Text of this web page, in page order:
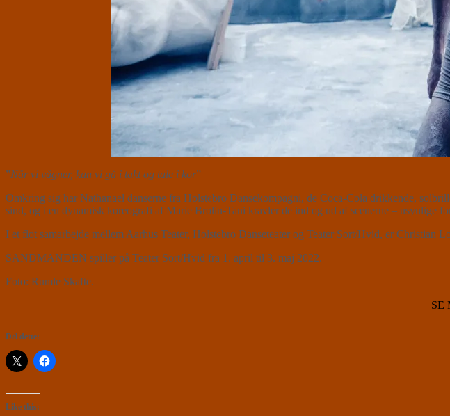
”Når vi vågner, kan vi gå i takt og tale i kor”
Omkring sig har Nathanael danserne fra Holstebro Dansekompagni, de Coca-Cola drikkende,
sind, og i en dynamisk koreografi af Marie Brolin-Tani kravler de ind og ud af scenerne – usynlige
I et flot samarbejde mellem Aarhus Teater, Holstebro Danseteater og Teater Sort/Hvid, er
SANDMANDEN spiller på Teater Sort/Hvid fra 1. april til 3. maj 2022.
Foto: Rumle Skafte.
SE
Del dette:
Like this: